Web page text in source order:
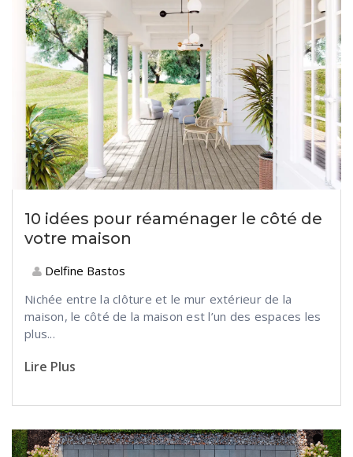
10 idées pour réaménager le côté de
votre maison
Delfine Bastos
Nichée entre la clôture et le mur extérieur de la
maison, le côté de la maison est l’un des espaces les
plus...
Lire Plus